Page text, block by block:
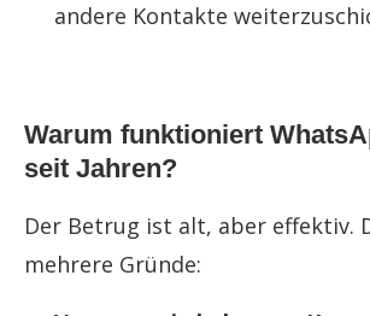
andere Kontakte
Warum funktioniert
seit Jahren?
Der Betrug ist alt, aber effektiv.
mehrere Gründe: